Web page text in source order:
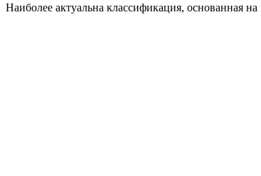
Наиболее актуальна классификация, основанная